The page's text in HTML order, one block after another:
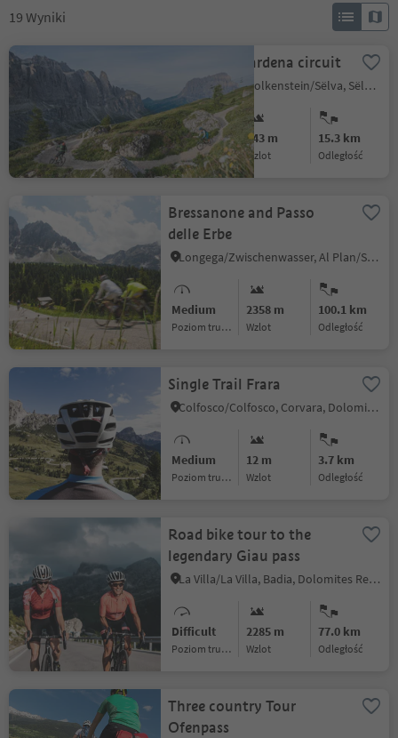
19 Wyniki
303 Passo Gardena circuit
Selva/Sëlva/Wolkenstein/Sëlva, Sëlva/Selva di Val Gardena, Dolomites Region Val Gardena
Medium
Poziom trudności
843 m
Wzlot
15.3 km
odległość
Bressanone and Passo
delle Erbe
Longega/Zwischenwasser, Al Plan/San Vigilio, Dolomites Region Kronplatz/Plan de Corones
Medium
Poziom trudności
2358 m
Wzlot
100.1 km
odległość
Single Trail Frara
Colfosco/Colfosco, Corvara, Dolomites Region Alta Badia
Medium
Poziom trudności
12 m
Wzlot
3.7 km
odległość
Road bike tour to the
legendary Giau pass
La Villa/La Villa, Badia, Dolomites Region Alta Badia
Difficult
Poziom trudności
2285 m
Wzlot
77.0 km
odległość
Three country Tour
Ofenpass